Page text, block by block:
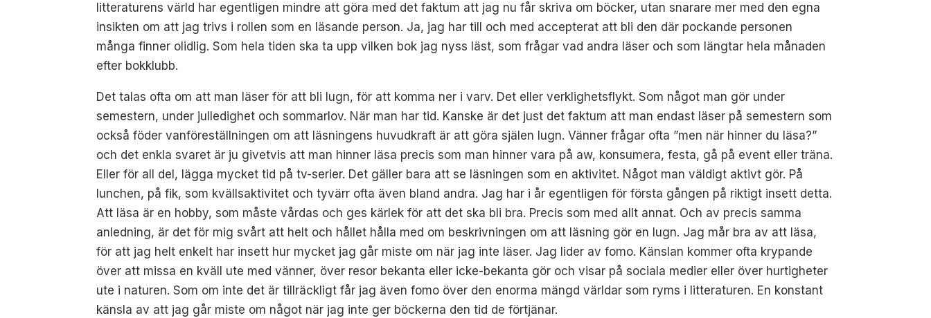
litteraturens värld har egentligen mindre att göra med det faktum att jag nu får skriva om böcker, utan snarare mer med den egna
insikten om att jag trivs i rollen som en läsande person. Ja, jag har till och med accepterat att bli den där pockande personen
många finner olidlig. Som hela tiden ska ta upp vilken bok jag nyss läst, som frågar vad andra läser och som längtar hela månaden
efter bokklubb.
Det talas ofta om att man läser för att bli lugn, för att komma ner i varv. Det eller verklighetsflykt. Som något man gör under
semestern, under julledighet och sommarlov. När man har tid. Kanske är det just det faktum att man endast läser på semestern som
också föder vanföreställningen om att läsningens huvudkraft är att göra själen lugn. Vänner frågar ofta ”men när hinner du läsa?”
och det enkla svaret är ju givetvis att man hinner läsa precis som man hinner vara på aw, konsumera, festa, gå på event eller träna.
Eller för all del, lägga mycket tid på tv-serier. Det gäller bara att se läsningen som en aktivitet. Något man väldigt aktivt gör. På
lunchen, på fik, som kvällsaktivitet och tyvärr ofta även bland andra. Jag har i år egentligen för första gången på riktigt insett detta.
Att läsa är en hobby, som måste vårdas och ges kärlek för att det ska bli bra. Precis som med allt annat. Och av precis samma
anledning, är det för mig svårt att helt och hållet hålla med om beskrivningen om att läsning gör en lugn. Jag mår bra av att läsa,
för att jag helt enkelt har insett hur mycket jag går miste om när jag inte läser. Jag lider av fomo. Känslan kommer ofta krypande
över att missa en kväll ute med vänner, över resor bekanta eller icke-bekanta gör och visar på sociala medier eller över hurtigheter
ute i naturen. Som om inte det är tillräckligt får jag även fomo över den enorma mängd världar som ryms i litteraturen. En konstant
känsla av att jag går miste om något när jag inte ger böckerna den tid de förtjänar.